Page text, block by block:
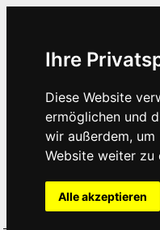
Ihre
Diese Website
ermöglichen und
wir außerdem, um
Website weiter zu
Alle akzeptieren